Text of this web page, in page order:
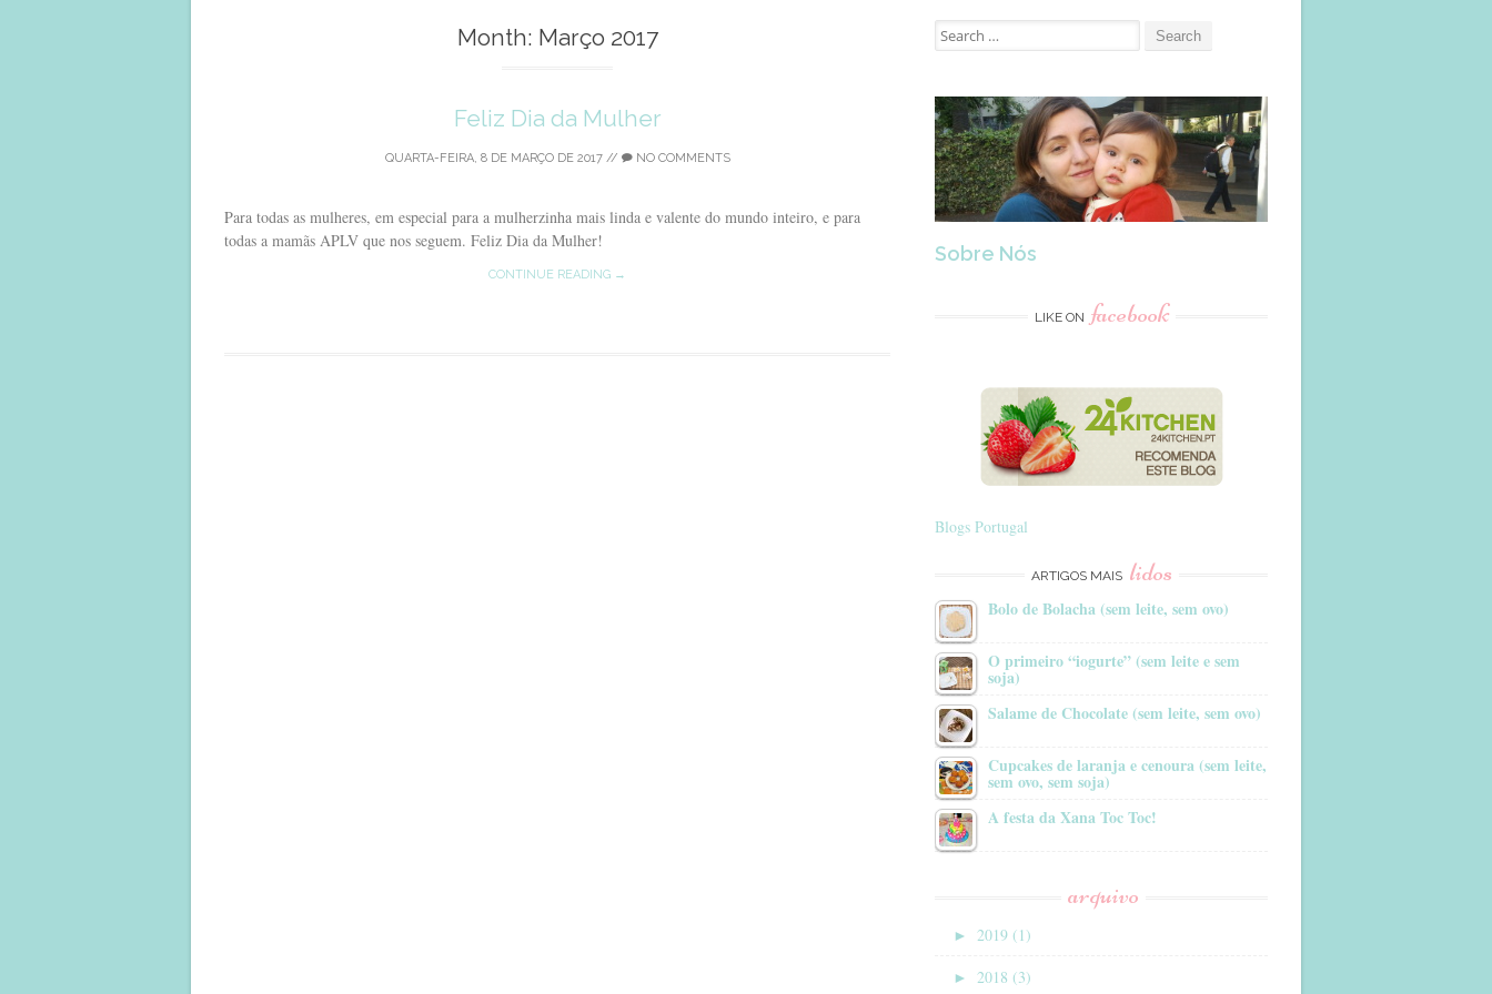
Month: Março 2017
Feliz Dia da Mulher
QUARTA-FEIRA, 8 DE MARÇO DE 2017// NO COMMENTS
Para todas as mulheres, em especial para a mulherzinha mais linda e valente do mundo inteiro, e para
todas a mamãs APLV que nos seguem. Feliz Dia da Mulher!
CONTINUE READING →
Search
for:
Sobre Nós
LIKE ON facebook
Blogs Portugal
ARTIGOS MAIS lidos
Bolo de Bolacha (sem leite, sem ovo)
O primeiro “iogurte” (sem leite e sem
soja)
Salame de Chocolate (sem leite, sem ovo)
Cupcakes de laranja e cenoura (sem leite,
sem ovo, sem soja)
A festa da Xana Toc Toc!
arquivo
► 2019 (1)
► 2018 (3)